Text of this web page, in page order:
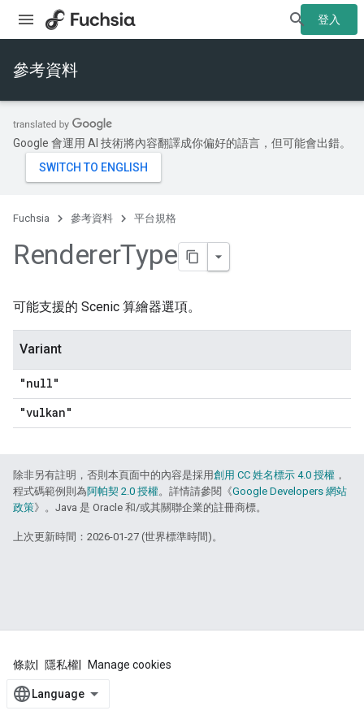
登入
參考資料
Google 會運用 AI 技術將內容翻譯成你偏好的語言，但可能會出錯。
Fuchsia 參考資料 平台規格
RendererType
可能支援的 Scenic 算繪器選項。
Variant
"null"
"vulkan"
除非另有註明，否則本頁面中的內容是採用創用 CC 姓名標示 4.0 授權 ，
程式碼範例則為阿帕契 2.0 授權。詳情請參閱《Google Developers 網站
政策》。Java 是 Oracle 和/或其關聯企業的註冊商標。
上次更新時間：2026-01-27 (世界標準時間)。
條款 隱私權 Manage cookies